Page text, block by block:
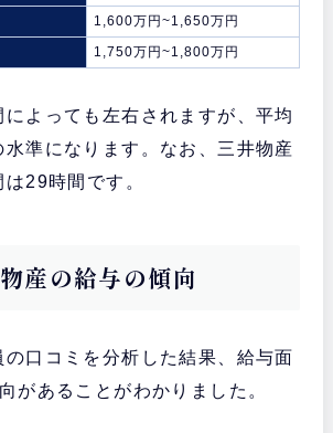
1,600万円~1,650万円
1,750万円~1,800万円
よっても左右されますが、平均
準になります。なお、三井物産
29時間です。
産の給与の傾向
の口コミを分析した結果、給与面
があることがわかりました。